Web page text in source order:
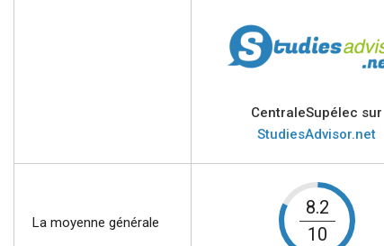
CentraleSupélec sur
StudiesAdvisor.net
La moyenne générale
8.2
10